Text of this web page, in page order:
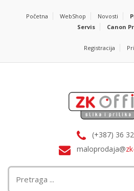
Početna WebShop Novosti
Servis
Canon
Registracija
(+387) 36
maloprodaja@